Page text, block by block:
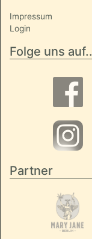
Impressum
Login
Folge uns auf..
Partner